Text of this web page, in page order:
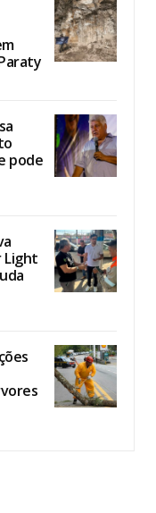
pode
Light